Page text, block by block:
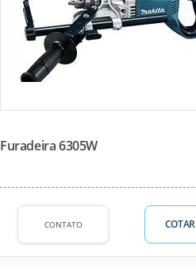
Furadeira 6305W
CONTATO COTAR